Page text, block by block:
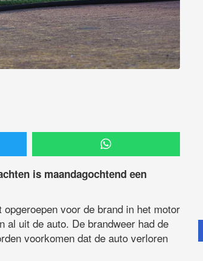
is maandagochtend een
voor de brand in het motor
al uit de auto. De brandweer had de
voorkomen dat de auto verloren